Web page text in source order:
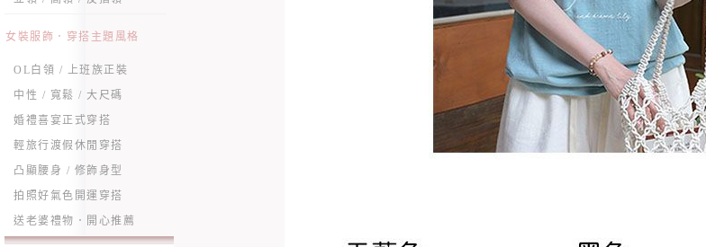
女裝服飾．穿搭主題風格
OL白領 / 上班族正裝
中性 / 寬鬆 / 大尺碼
婚禮喜宴正式穿搭
輕旅行渡假休閒穿搭
凸顯腰身 / 修飾身型
拍照好氣色開運穿搭
送老婆禮物．開心推薦